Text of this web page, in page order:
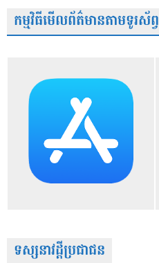
កម្មវិធីមើលព័ត៌មានតាមទូរស័ព្វ
ទស្សនាវដ្តីប្រជាជន